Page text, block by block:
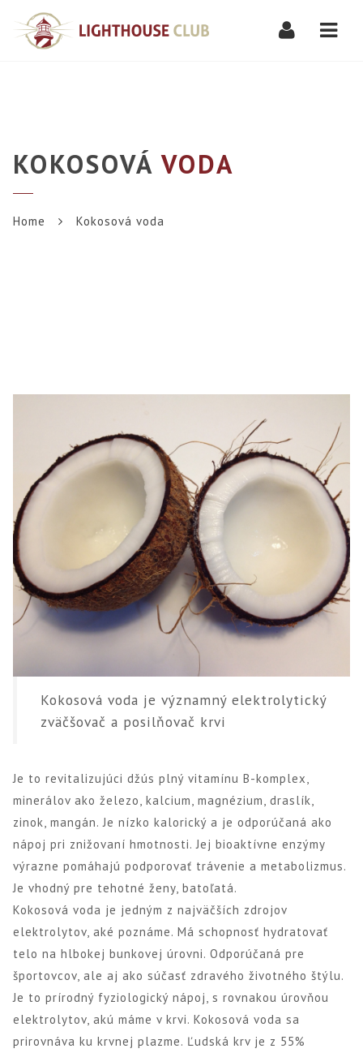
KOKOSOVÁ VODA
Home Kokosová voda
Kokosová voda je významný elektrolytický
zväčšovač a posilňovač krvi
Je to revitalizujúci džús plný vitamínu B-komplex,
minerálov ako železo, kalcium, magnézium, draslík,
zinok, mangán. Je nízko kalorický a je odporúčaná ako
nápoj pri znižovaní hmotnosti. Jej bioaktívne enzýmy
výrazne pomáhajú podporovať trávenie a metabolizmus.
Je vhodný pre tehotné ženy, batoľatá.
Kokosová voda je jedným z najväčších zdrojov
elektrolytov, aké poznáme. Má schopnosť hydratovať
telo na hlbokej bunkovej úrovni. Odporúčaná pre
športovcov, ale aj ako súčasť zdravého životného štýlu.
Je to prírodný fyziologický nápoj, s rovnakou úrovňou
elektrolytov, akú máme v krvi. Kokosová voda sa
prirovnáva ku krvnej plazme. Ľudská krv je z 55%